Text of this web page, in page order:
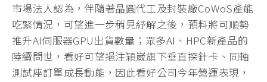
市場法人認為，伴隨著晶圓代工及封裝廠CoWoS產能
吃緊情況，可望進一步稍見紓解之後，預料將可順勢
推升AI伺服器GPU出貨數量；眾多AI、HPC新產品的
陸續問世，看好可望挹注穎崴旗下垂直探針卡、同軸
測試座訂單成長動能，因此看好公司今年營運表現，